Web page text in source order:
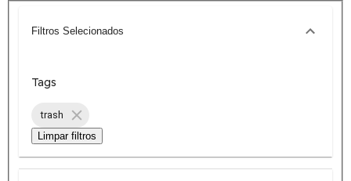
Filtros Selecionados
Tags
trash
Limpar filtros